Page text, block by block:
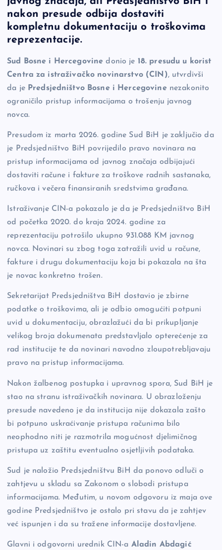
b
o
o
k
Li
n
k
g
er
nakon presude odbija dostaviti
kompletnu dokumentaciju o troškovima
reprezentacije.
Sud Bosne i Hercegovine donio je 18. presudu u korist
Centra za istraživačko novinarstvo (CIN), utvrdivši
da je Predsjedništvo Bosne i Hercegovinenezakonito
ograničilo pristup informacijama o trošenju javnog
novca.
Presudom iz marta 2026. godine Sud BiH je zaključio da
je Predsjedništvo BiH povrijedilo pravo novinara na
pristup informacijama od javnog značaja odbijajući
dostaviti račune i fakture za troškove radnih sastanaka,
ručkova i večera finansiranih sredstvima građana.
Istraživanje CIN-a pokazalo je da je Predsjedništvo BiH
od početka 2020. do kraja 2024. godine za
reprezentaciju potrošilo ukupno 931.088 KM javnog
novca. Novinari su zbog toga zatražili uvid u račune,
fakture i drugu dokumentaciju koja bi pokazala na šta
je novac konkretno trošen.
Sekretarijat Predsjedništva BiH dostavio je zbirne
podatke o troškovima, ali je odbio omogućiti potpuni
uvid u dokumentaciju, obrazlažući da bi prikupljanje
velikog broja dokumenata predstavljalo opterećenje za
rad institucije te da novinari navodno zloupotrebljavaju
pravo na pristup informacijama.
Nakon žalbenog postupka i upravnog spora, Sud BiH je
stao na stranu istraživačkih novinara. U obrazloženju
presude navedeno je da institucija nije dokazala zašto
bi potpuno uskraćivanje pristupa računima bilo
neophodno niti je razmotrila mogućnost djelimičnog
pristupa uz zaštitu eventualno osjetljivih podataka.
Sud je naložio Predsjedništvu BiH da ponovo odluči o
zahtjevu u skladu sa Zakonom o slobodi pristupa
informacijama. Međutim, u novom odgovoru iz maja ove
godine Predsjedništvo je ostalo pri stavu da je zahtjev
već ispunjen i da su tražene informacije dostavljene.
Glavni i odgovorni urednik CIN-a Aladin Abdagić